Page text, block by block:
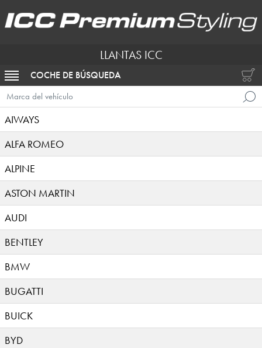
LLANTAS ICC
ACTIVAR NAVEGACIÓN
COCHE DE BÚSQUEDA
Marca del vehículo
AIWAYS
ALFA ROMEO
ALPINE
ASTON MARTIN
AUDI
BENTLEY
BMW
BUGATTI
BUICK
BYD